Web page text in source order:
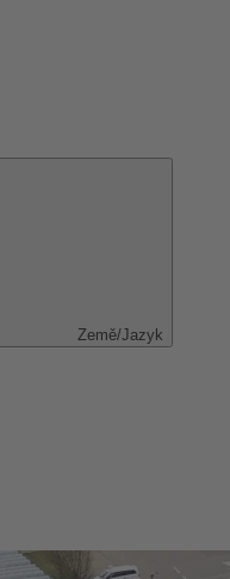
Země/Jazyk